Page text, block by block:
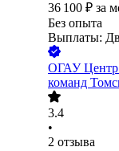
36 100 ₽ за
Без опыта
Выплаты:
ОГАУ Центр
команд
3.4
•
2 отзыва